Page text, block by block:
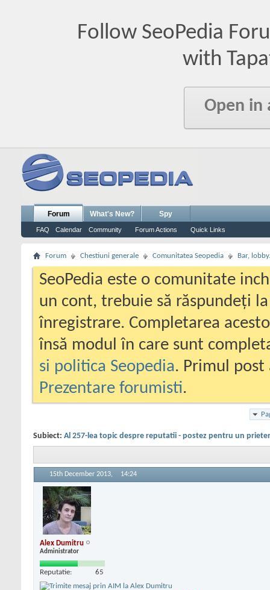
Follow SeoPedia
with
Open in
Forum
FAQ Calendar Community Forum Actions Quick Links
What's New? Spy
Forum Chestiuni generale Comunitatea Seopedia Bar,
SeoPedia este o comunitate
un cont, trebuie să răspundeți
înregistrare. Completarea
însă modul în care sunt
si politica Seopedia. Primul
Prezentare forumisti.
Subiect: Al 257-lea topic despre reputatii - postez pentru un
15th December 2013, 14:24
Alex Dumitru
Administrator
Reputatie: 65